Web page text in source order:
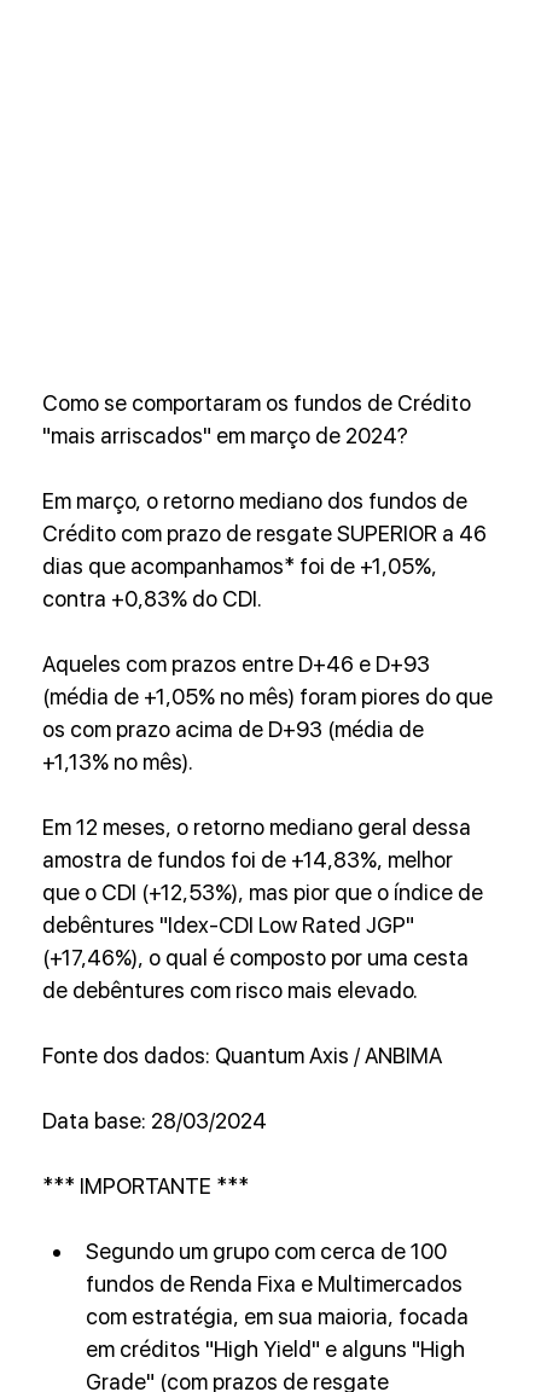
Como se comportaram os fundos de Crédito
"mais arriscados" em março de 2024?
Em março, o retorno mediano dos fundos de
Crédito com prazo de resgate SUPERIOR a 46
dias que acompanhamos* foi de +1,05%,
contra +0,83% do CDI.
Aqueles com prazos entre D+46 e D+93
(média de +1,05% no mês) foram piores do que
os com prazo acima de D+93 (média de
+1,13% no mês).
Em 12 meses, o retorno mediano geral dessa
amostra de fundos foi de +14,83%, melhor
que o CDI (+12,53%), mas pior que o índice de
debêntures "Idex-CDI Low Rated JGP"
(+17,46%), o qual é composto por uma cesta
de debêntures com risco mais elevado.
Fonte dos dados: Quantum Axis / ANBIMA
Data base: 28/03/2024
*** IMPORTANTE ***
Segundo um grupo com cerca de 100
fundos de Renda Fixa e Multimercados
com estratégia, em sua maioria, focada
em créditos "High Yield" e alguns "High
Grade" (com prazos de resgate